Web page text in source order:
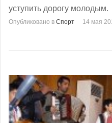
уступить дорогу молодым.
Опубликовано в Спорт 14 мая